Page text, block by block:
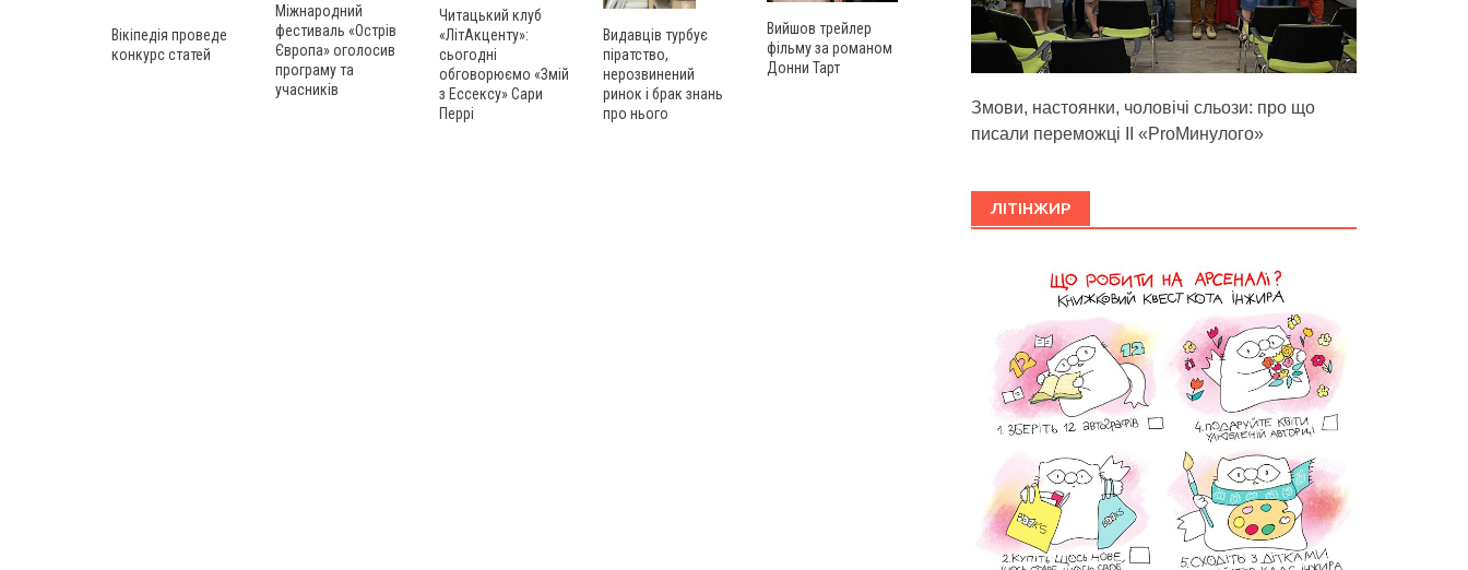
Вікіпедія проведе
конкурс статей
Міжнародний
фестиваль «Острів
Європа» оголосив
програму та
учасників
Читацький клуб
«ЛітАкценту»:
сьогодні
обговорюємо «Змій
з Ессексу» Сари
Перрі
Видавців турбує
піратство,
нерозвинений
ринок і брак знань
про нього
Вийшов трейлер
фільму за романом
Донни Тарт
Змови, настоянки, чоловічі сльози: про що
писали переможці ІІ «ProМинулого»
ЛІТІНЖИР